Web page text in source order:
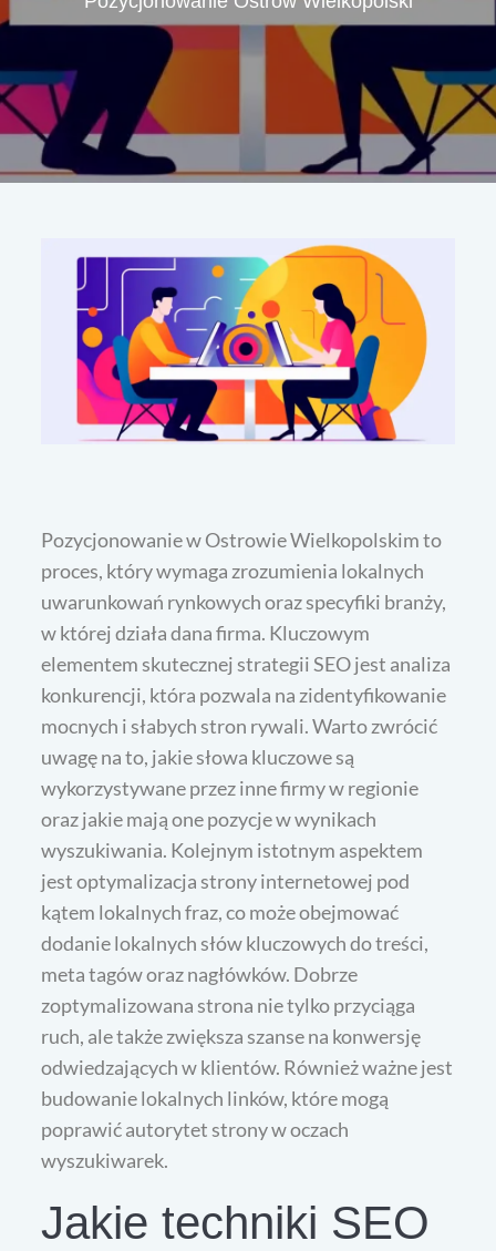
Pozycjonowanie w Ostrowie Wielkopolskim to
proces, który wymaga zrozumienia lokalnych
uwarunkowań rynkowych oraz specyfiki branży,
w której działa dana firma. Kluczowym
elementem skutecznej strategii SEO jest analiza
konkurencji, która pozwala na zidentyfikowanie
mocnych i słabych stron rywali. Warto zwrócić
uwagę na to, jakie słowa kluczowe są
wykorzystywane przez inne firmy w regionie
oraz jakie mają one pozycje w wynikach
wyszukiwania. Kolejnym istotnym aspektem
jest optymalizacja strony internetowej pod
kątem lokalnych fraz, co może obejmować
dodanie lokalnych słów kluczowych do treści,
meta tagów oraz nagłówków. Dobrze
zoptymalizowana strona nie tylko przyciąga
ruch, ale także zwiększa szanse na konwersję
odwiedzających w klientów. Również ważne jest
budowanie lokalnych linków, które mogą
poprawić autorytet strony w oczach
wyszukiwarek.
Jakie techniki SEO